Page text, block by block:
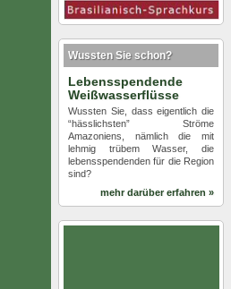
Wussten Sie schon?
Lebensspendende
Weißwasserflüsse
Wussten Sie, dass eigentlich die
“hässlichsten” Ströme
Amazoniens, nämlich die mit
lehmig trübem Wasser, die
lebensspendenden für die Region
sind?
mehr darüber erfahren »